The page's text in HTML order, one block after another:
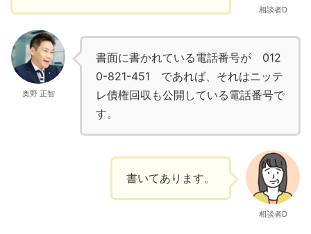
相談者D
奥野 正智
書面に書かれている電話番号が 012
0-821-451 であれば、それはニッテ
レ債権回収も公開している電話番号で
す。
書いてあります。
相談者D